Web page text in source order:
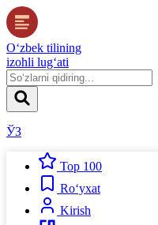
O‘zbek tilining
izohli lug‘ati
ЎЗ
Top 100
Ro‘yxat
Kirish